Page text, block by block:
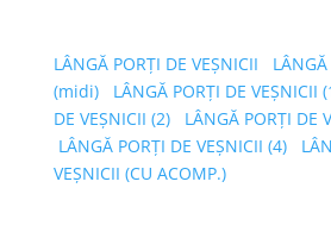
LÂNGĂ PORȚI DE VEȘNICII
(midi)
LÂNGĂ PORȚI DE VEȘNICII
DE VEȘNICII (2)
LÂNGĂ PORȚI DE
LÂNGĂ PORȚI DE VEȘNICII (4)
VEȘNICII (CU ACOMP.)